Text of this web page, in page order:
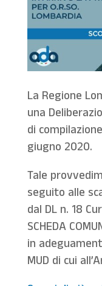
La Regione
una
di
giugno 2020.
Tale
seguito alle
dal DL n. 18
SCHEDA
in
MUD di cui